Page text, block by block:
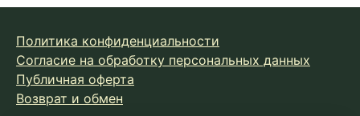
Политика конфиденциальности
Согласие на обработку персональных данных
Публичная оферта
Возврат и обмен